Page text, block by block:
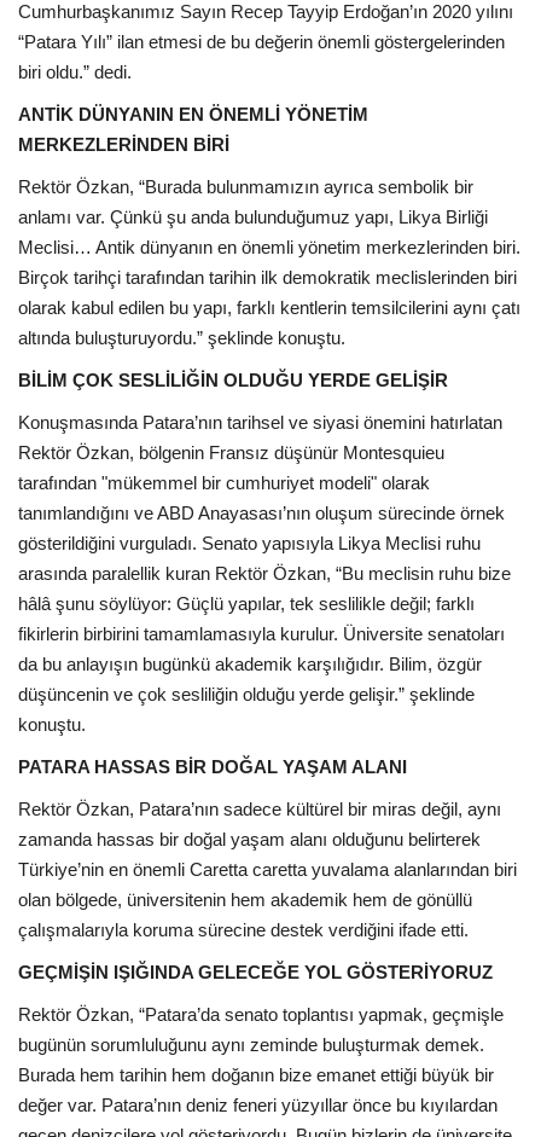
Cumhurbaşkanımız Sayın Recep Tayyip Erdoğan’ın 2020 yılını
“Patara Yılı” ilan etmesi de bu değerin önemli göstergelerinden
biri oldu.” dedi.
ANTİK DÜNYANIN EN ÖNEMLİ YÖNETİM
MERKEZLERİNDEN BİRİ
Rektör Özkan, “Burada bulunmamızın ayrıca sembolik bir
anlamı var. Çünkü şu anda bulunduğumuz yapı, Likya Birliği
Meclisi… Antik dünyanın en önemli yönetim merkezlerinden biri.
Birçok tarihçi tarafından tarihin ilk demokratik meclislerinden biri
olarak kabul edilen bu yapı, farklı kentlerin temsilcilerini aynı çatı
altında buluşturuyordu.” şeklinde konuştu.
BİLİM ÇOK SESLİLİĞİN OLDUĞU YERDE GELİŞİR
Konuşmasında Patara’nın tarihsel ve siyasi önemini hatırlatan
Rektör Özkan, bölgenin Fransız düşünür Montesquieu
tarafından "mükemmel bir cumhuriyet modeli" olarak
tanımlandığını ve ABD Anayasası’nın oluşum sürecinde örnek
gösterildiğini vurguladı. Senato yapısıyla Likya Meclisi ruhu
arasında paralellik kuran Rektör Özkan, “Bu meclisin ruhu bize
hâlâ şunu söylüyor: Güçlü yapılar, tek seslilikle değil; farklı
fikirlerin birbirini tamamlamasıyla kurulur. Üniversite senatoları
da bu anlayışın bugünkü akademik karşılığıdır. Bilim, özgür
düşüncenin ve çok sesliliğin olduğu yerde gelişir.” şeklinde
konuştu.
PATARA HASSAS BİR DOĞAL YAŞAM ALANI
Rektör Özkan, Patara’nın sadece kültürel bir miras değil, aynı
zamanda hassas bir doğal yaşam alanı olduğunu belirterek
Türkiye’nin en önemli Caretta caretta yuvalama alanlarından biri
olan bölgede, üniversitenin hem akademik hem de gönüllü
çalışmalarıyla koruma sürecine destek verdiğini ifade etti.
GEÇMİŞİN IŞIĞINDA GELECEĞE YOL GÖSTERİYORUZ
Rektör Özkan, “Patara’da senato toplantısı yapmak, geçmişle
bugünün sorumluluğunu aynı zeminde buluşturmak demek.
Burada hem tarihin hem doğanın bize emanet ettiği büyük bir
değer var. Patara’nın deniz feneri yüzyıllar önce bu kıyılardan